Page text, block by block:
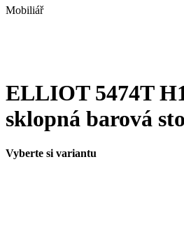
Mobiliář
ELLIOT 5474T
sklopná barová
Vyberte si variantu